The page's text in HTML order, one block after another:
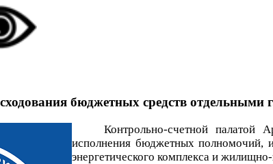
бюджетных средств
Контрольно-счетной палатой
исполнения бюджетных полномочий,
энергетического комплекса и